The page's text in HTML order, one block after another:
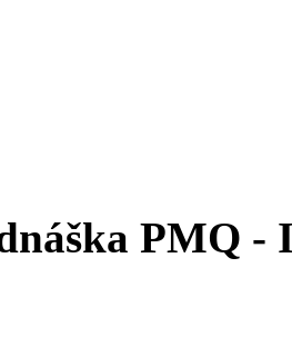
PMQ -